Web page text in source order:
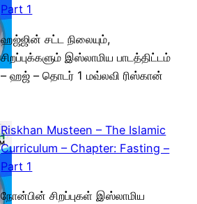
Part 1
ஹஜ்ஜின் சட்ட நிலையும்,
சிறப்புக்களும் இஸ்லாமிய பாடத்திட்டம்
– ஹஜ் – தொடர் 1 மவ்லவி ரிஸ்கான்
Riskhan Musteen – The Islamic
Curriculum – Chapter: Fasting –
Part 1
நோன்பின் சிறப்புகள் இஸ்லாமிய